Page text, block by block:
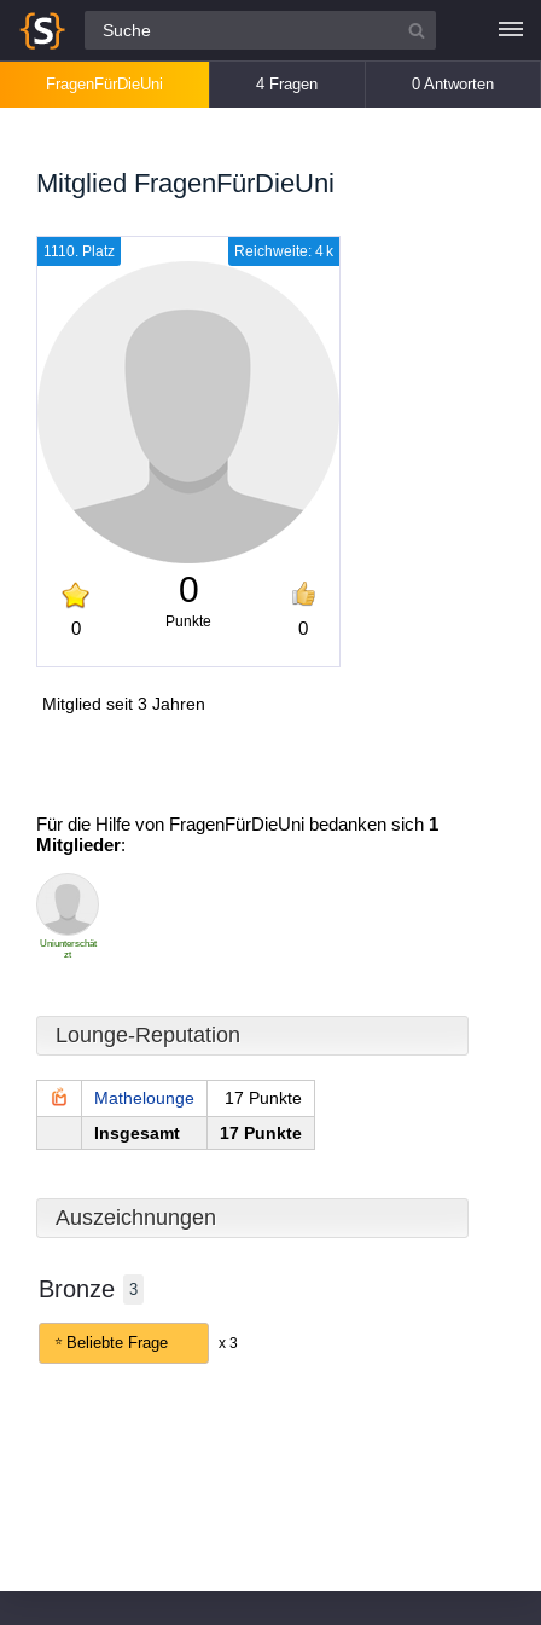
Alle Fragen
FragenFürDieUni 4 Fragen 0 Antworten
Mitglied FragenFürDieUni
Reichweite: 4 k
1110. Platz
0
0
Punkte 0
Mitglied seit 3 Jahren
Für die Hilfe von FragenFürDieUni bedanken sich 1
Mitglieder:
Uniunterschät
zt
Lounge-Reputation
Mathelounge
17 Punkte
Insgesamt
17 Punkte
Auszeichnungen
Bronze 3
Beliebte Frage x 3